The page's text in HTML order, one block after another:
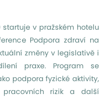
startuje v pražském hotelu
Podpora zdraví na
změny v legislativě i
praxe. Program se
podpora fyzické aktivity,
pracovních rizik a další